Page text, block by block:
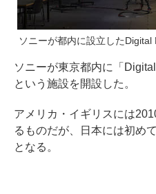
ソニーが都内に設立した
ソニーが東京都内に「
という施設を開設した。
アメリカ・イギリスには
るものだが、日本には初め
となる。